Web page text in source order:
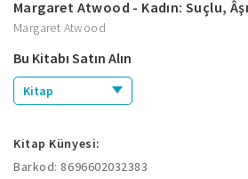
Margaret Atwood - Kadın: Suçlu,
Margaret Atwood
Bu Kitabı Satın Alın
Kitap
Kitap Künyesi:
Barkod: 8696602032383